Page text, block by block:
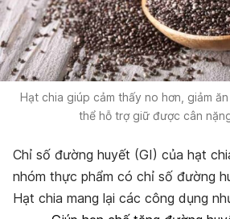
Hạt chia giúp cảm thấy no hơn, giảm
thể hỗ trợ giữ được cân
Chỉ số đường huyết (GI) của hạt
nhóm thực phẩm có chỉ số đường
Hạt chia mang lại các công dụng